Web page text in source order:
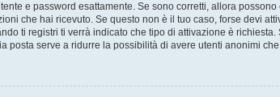
e password esattamente. Se sono corretti, allora
che hai ricevuto. Se questo non è il tuo caso, forse devi
ti registri ti verrà indicato che tipo di attivazione è
posta serve a ridurre la possibilità di avere utenti anonimi